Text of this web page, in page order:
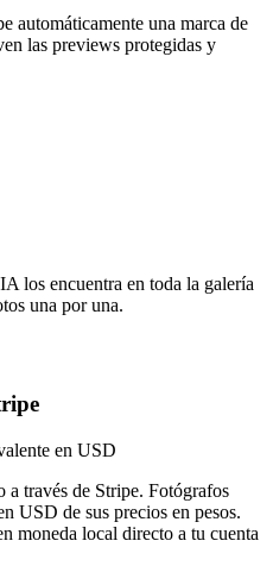
automáticamente una marca de
las previews protegidas y
los encuentra en toda la galería
una por una.
en USD
a través de Stripe. Fotógrafos
USD de sus precios en pesos.
moneda local directo a tu cuenta